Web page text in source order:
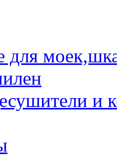
для
и